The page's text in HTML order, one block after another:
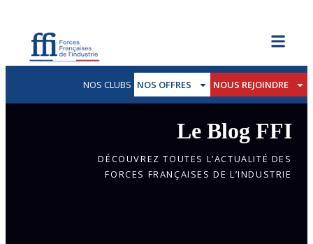
NOS CLUBS NOS OFFRES NOUS REJOINDRE
Le Blog FFI
DÉCOUVREZ TOUTES L’ACTUALITÉ DES
FORCES FRANÇAISES DE L’INDUSTRIE